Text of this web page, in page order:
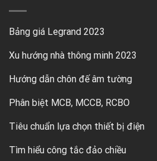
Bảng giá Legrand 2023
Xu hướng nhà thông minh 2023
Hướng dẫn chôn đế âm tường
Phân biệt MCB, MCCB, RCBO
Tiêu chuẩn lựa chọn thiết bị điện
Tìm hiểu công tắc đảo chiều